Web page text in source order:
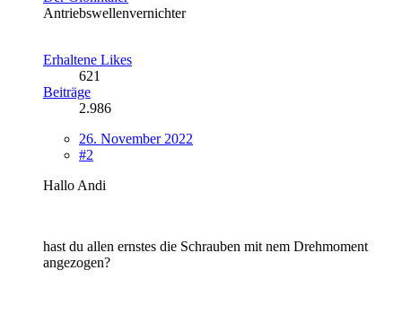
Antriebswellenvernichter
Erhaltene Likes
621
Beiträge
2.986
26. November 2022
#2
Hallo Andi
hast du allen ernstes die Schrauben mit nem Drehmoment
angezogen?